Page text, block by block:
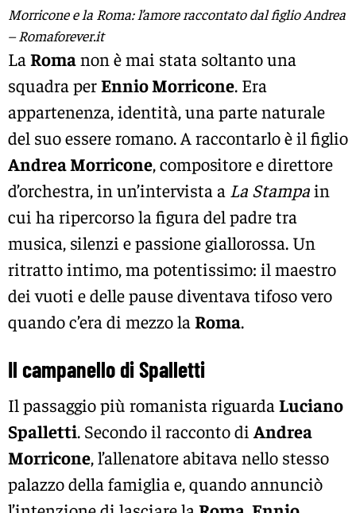
Morricone e la Roma: l’amore raccontato dal figlio Andrea
– Romaforever.it
La Romanon è mai stata soltanto una
squadra perEnnio Morricone. Era
appartenenza, identità, una parte naturale
del suo essere romano. A raccontarlo è il figlio
Andrea Morricone, compositore e direttore
d’orchestra, in un’intervista a La Stampain
cui ha ripercorso la figura del padre tra
musica, silenzi e passione giallorossa. Un
ritratto intimo, ma potentissimo: il maestro
dei vuoti e delle pause diventava tifoso vero
quando c’era di mezzo la Roma.
Il campanello di Spalletti
Il passaggio più romanista riguarda Luciano
Spalletti. Secondo il racconto di Andrea
Morricone, l’allenatore abitava nello stesso
palazzo della famiglia e, quando annunciò